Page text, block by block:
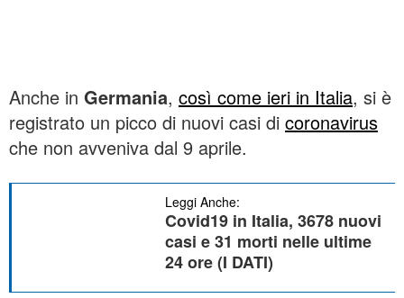
Anche in Germania, così come ieri in Italia, si è
registrato un picco di nuovi casi di coronavirus
che non avveniva dal 9 aprile.
Leggi Anche:
Covid19 in Italia, 3678 nuovi
casi e 31 morti nelle ultime
24 ore (I DATI)